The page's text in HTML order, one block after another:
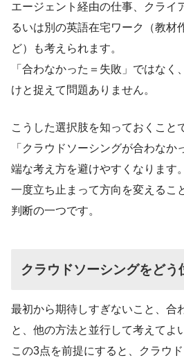
エージェント経由の仕事、クライ
るいは別の英語在宅ワーク（教材
ど）も考えられます。
「合わなかった＝失敗」ではな
けと捉えて問題ありません。
こうした選択肢を知っておくこと
「クラウドソーシングが合わな
端な考え方を避けやすくなります。
一度立ち止まって方向を変えるこ
判断の一つです。
クラウドソーシングをど
最初から期待しすぎないこと、合
と、他の方法と並行して考えてよ
この3点を前提にすると、クラウ